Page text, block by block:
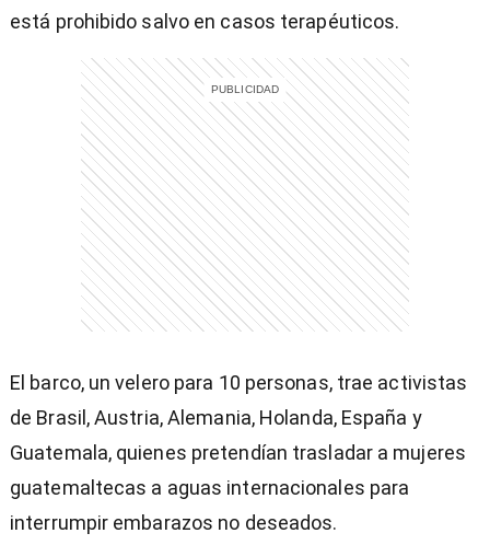
está prohibido salvo en casos terapéuticos.
El barco, un velero para 10 personas, trae activistas
de Brasil, Austria, Alemania, Holanda, España y
Guatemala, quienes pretendían trasladar a mujeres
guatemaltecas a aguas internacionales para
interrumpir embarazos no deseados.